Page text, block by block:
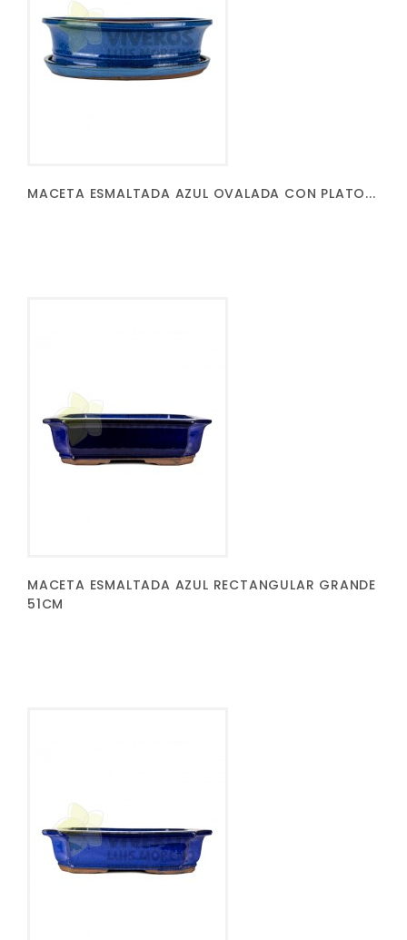
MACETA ESMALTADA AZUL OVALADA CON PLATO...
MACETA ESMALTADA AZUL RECTANGULAR GRANDE
51CM